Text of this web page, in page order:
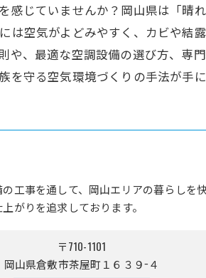
感じていませんか？岡山県は「晴
空気がよどみやすく、カビや結
、最適な空調設備の選び方、専
守る空気環境づくりの手法が手に
工事を通して、岡山エリアの暮らしを
がりを追求しております。
〒710-1101
岡山県倉敷市茶屋町１６３９−４